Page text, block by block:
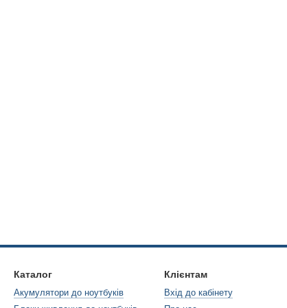
Каталог
Акумулятори до ноутбуків
Клієнтам
Вхід до кабінету